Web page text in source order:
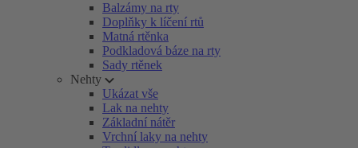
Balzámy na rty
Doplňky k líčení rtů
Matná rtěnka
Podkladová báze na rty
Sady rtěnek
Nehty
Ukázat vše
Lak na nehty
Základní nátěr
Vrchní laky na nehty